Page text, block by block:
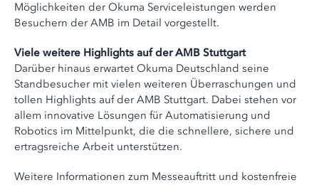
Möglichkeiten der Okuma Serviceleistungen werden
Besuchern der AMB im Detail vorgestellt.
Viele weitere Highlights auf der AMB Stuttgart
Darüber hinaus erwartet Okuma Deutschland seine
Standbesucher mit vielen weiteren Überraschungen und
tollen Highlights auf der AMB Stuttgart. Dabei stehen vor
allem innovative Lösungen für Automatisierung und
Robotics im Mittelpunkt, die die schnellere, sichere und
ertragsreiche Arbeit unterstützen.
Weitere Informationen zum Messeauftritt und kostenfreie